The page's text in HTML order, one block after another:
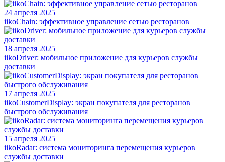
24 апреля 2025
iikoChain: эффективное управление сетью ресторанов
18 апреля 2025
iikoDriver: мобильное приложение для курьеров службы
доставки
17 апреля 2025
iikoCustomerDisplay: экран покупателя для ресторанов
быстрого обслуживания
15 апреля 2025
iikoRadar: система мониторинга перемещения курьеров
службы доставки